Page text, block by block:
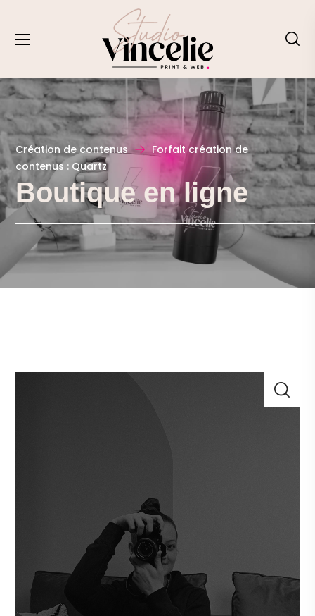
Création de contenus
Forfait création de
contenus : Quartz
Boutique en ligne